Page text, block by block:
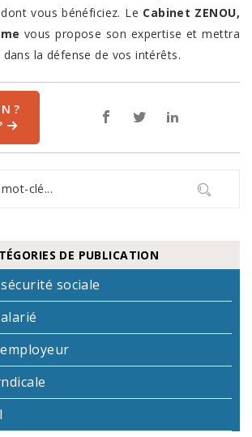
vous bénéficiez. Le Cabinet ZENOU,
vous propose son expertise et mettra
la défense de vos intérêts.
?
DE PUBLICATION
sociale